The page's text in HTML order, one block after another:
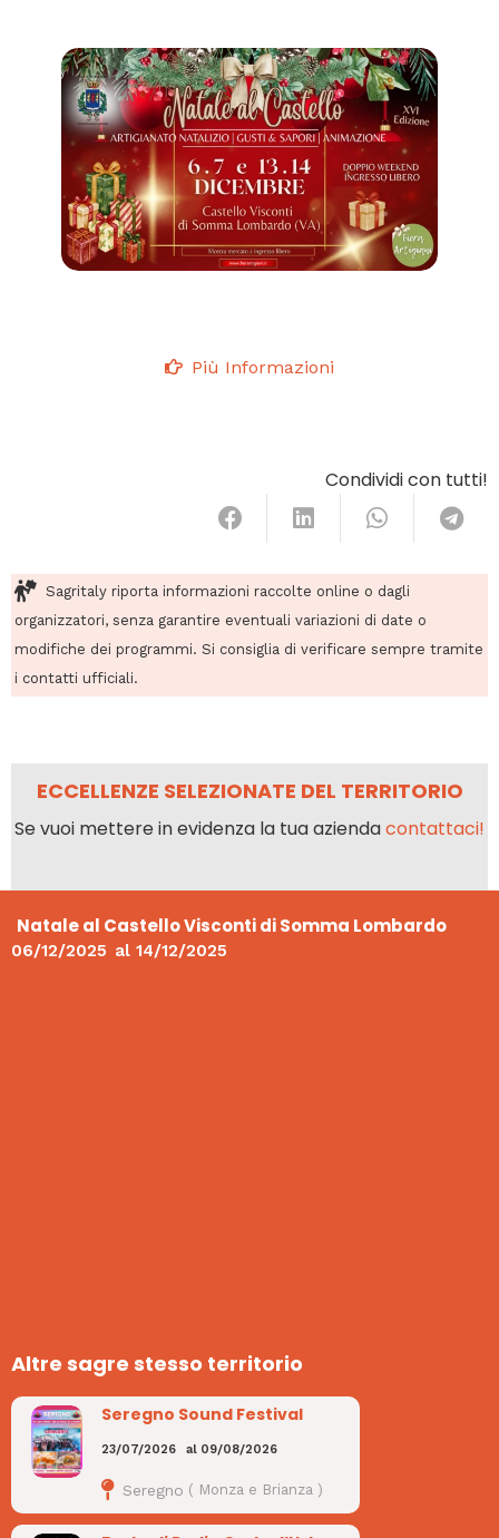
Più Informazioni
Condividi con tutti!
Sagritaly riporta informazioni raccolte online o dagli
organizzatori, senza garantire eventuali variazioni di date o
modifiche dei programmi. Si consiglia di verificare sempre tramite
i contatti ufficiali.
ECCELLENZE SELEZIONATE DEL TERRITORIO
Se vuoi mettere in evidenza la tua aziendacontattaci!
Natale al Castello Visconti di Somma Lombardo
06/12/2025 al 14/12/2025
Altre sagre stesso territorio
Seregno Sound Festival
23/07/2026 al 09/08/2026
Seregno ( Monza e Brianza)